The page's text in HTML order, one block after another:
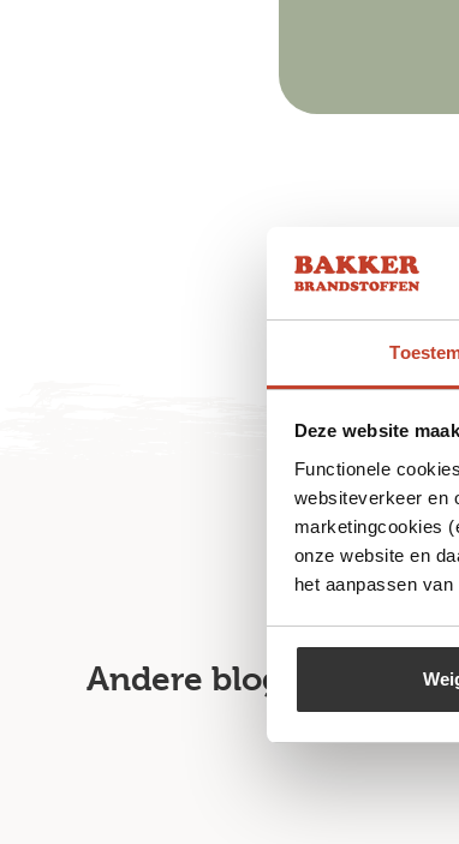
Deze website
Functionele
websiteverkeer en
marketingcookies
onze website en
het aanpassen
Andere blogartikelen